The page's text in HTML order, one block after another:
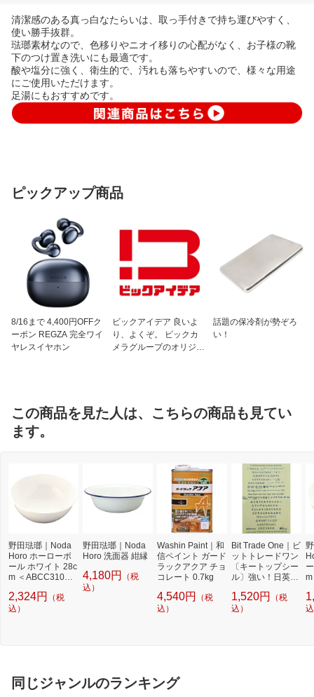
清潔感のある真っ白なたらいは、取っ手付きで持ち運びやすく、
使い勝手抜群。
琺瑯素材なので、色移りやニオイ移りの心配がなく、お子様の靴
下のつけ置き洗いにも最適です。
酸や塩分に強く、衛生的で、汚れも落ちやすいので、様々な用途
にご使用いただけます。
足湯にもおすすめです。
ピックアップ商品
8/16まで 4,400円OFFク
ーポン REGZA 完全ワイ
ヤレスイヤホン
ビックアイデア 良いよ
り、よくぞ。 ビックカ
メラグループのオリジナ
話題の保冷剤が勢ぞろ
い！
この商品を見た人は、こちらの商品も見てい
ます。
野田琺瑯｜Noda
Horo ホーローボ
ール ホワイト 28c
m ＜ABCC310＞
2,324円
（税
込）
野田琺瑯｜Noda
Horo 洗面器 紺縁
4,180円
（税
込）
Washin Paint｜和
信ペイント ガード
ラックアクア チョ
コレート 0.7kg
4,540円
（税
込）
Bit Trade One｜ビ
ットトレードワン
〔キートップシー
ル〕強い！日英対
プシールセット ブ
ルー DYKTSBL
1,520円
（税
込）
同じジャンルのランキング